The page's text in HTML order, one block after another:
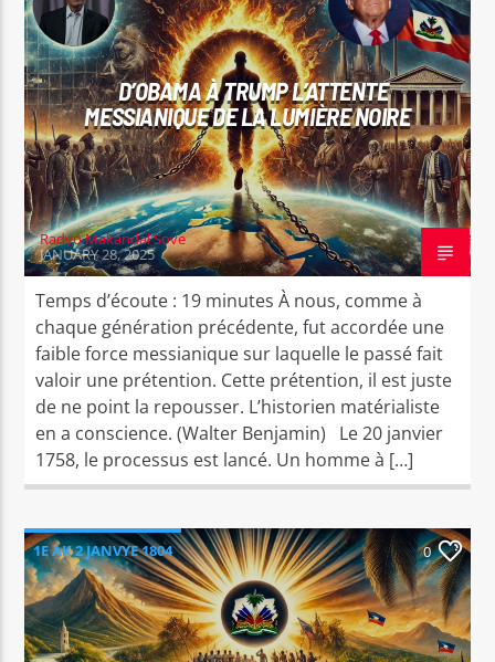
CURRENT TRACK
W AP KOUTE WWW.RADYOMAKANDALSOVE.COM
RASIN GANGA
Radyo Makandal Sove
REFLEKSYON
D’OBAMA À TRUMP L’ATTENTE
MESSIANIQUE DE LA LUMIÈRE NOIRE
Radyo Makandal Sove
JANUARY 28, 2025
Temps d’écoute : 19 minutes À nous, comme à
chaque génération précédente, fut accordée une
faible force messianique sur laquelle le passé fait
valoir une prétention. Cette prétention, il est juste
de ne point la repousser. L’historien matérialiste
en a conscience. (Walter Benjamin) Le 20 janvier
1758, le processus est lancé. Un homme à […]
1E AK 2 JANVYE 1804 0